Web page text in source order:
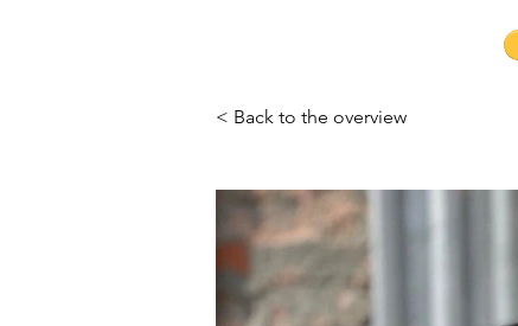
< Back to the overview